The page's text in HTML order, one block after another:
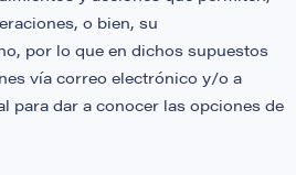
o bien, su
por lo que en dichos supuestos
vía correo electrónico y/o a
para dar a conocer las opciones de